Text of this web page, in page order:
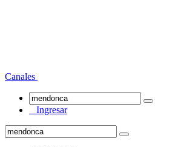
Canales
Ingresar